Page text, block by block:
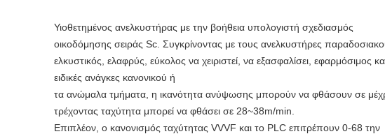
Υιοθετημένος ανελκυστήρας με την βοήθεια υπολογιστή σχεδιασμός
οικοδόμησης σειράς Sc. Συγκρίνοντας με τους ανελκυστήρες
ελκυστικός, ελαφρύς, εύκολος να χειριστεί, να εξασφαλίσει, εφαρμόσιμος
ειδικές ανάγκες κανονικού ή
τα ανώμαλα τμήματα, η ικανότητα ανύψωσης μπορούν να φθάσουν σε
τρέχοντας ταχύτητα μπορεί να φθάσει σε 28~38m/min.
Επιπλέον, ο κανονισμός ταχύτητας VVVF και το PLC επιτρέπουν 0-68 την